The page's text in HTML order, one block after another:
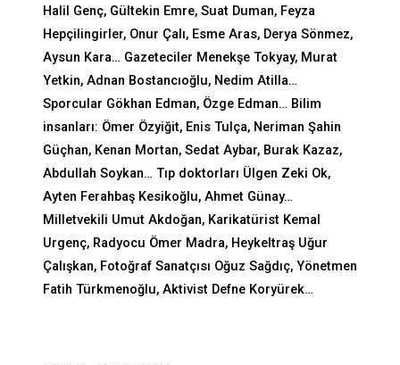
Halil Genç, Gültekin Emre, Suat Duman, Feyza
Hepçilingirler, Onur Çalı, Esme Aras, Derya Sönmez,
Aysun Kara… Gazeteciler Menekşe Tokyay, Murat
Yetkin, Adnan Bostancıoğlu, Nedim Atilla…
Sporcular Gökhan Edman, Özge Edman… Bilim
insanları: Ömer Özyiğit, Enis Tulça, Neriman Şahin
Güçhan, Kenan Mortan, Sedat Aybar, Burak Kazaz,
Abdullah Soykan… Tıp doktorları Ülgen Zeki Ok,
Ayten Ferahbaş Kesikoğlu, Ahmet Günay…
Milletvekili Umut Akdoğan, Karikatürist Kemal
Urgenç, Radyocu Ömer Madra, Heykeltraş Uğur
Çalışkan, Fotoğraf Sanatçısı Oğuz Sağdıç, Yönetmen
Fatih Türkmenoğlu, Aktivist Defne Koryürek…